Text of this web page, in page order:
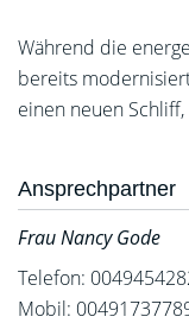
Während die
bereits
einen neuen
Ansprechpartner
Frau Nancy Gode
Telefon:
Mobil: